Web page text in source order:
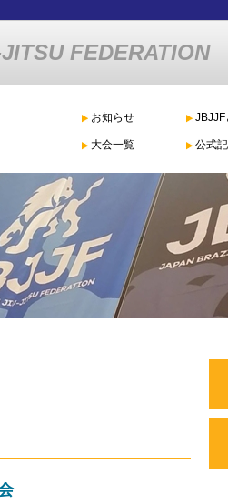
FEDERATION
お知らせ JBJJF
大会一覧 公式